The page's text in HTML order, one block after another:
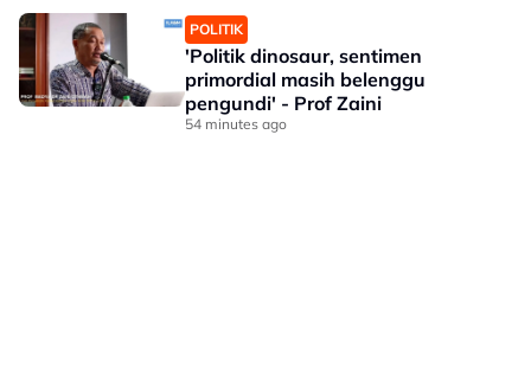
POLITIK
'Politik dinosaur, sentimen
primordial masih belenggu
pengundi' - Prof Zaini
54 minutes ago